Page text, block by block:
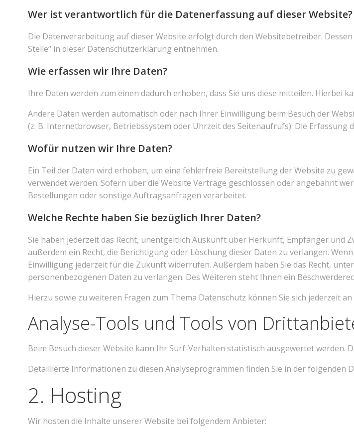
Wer ist verantwortlich für die Datenerfassung auf dieser Website?
Die Datenverarbeitung auf dieser Website erfolgt durch den Websitebetreiber.
Stelle“ in dieser Datenschutzerklärung entnehmen.
Wie erfassen wir Ihre Daten?
Ihre Daten werden zum einen dadurch erhoben, dass Sie uns diese mitteilen. Hierbei
Andere Daten werden automatisch oder nach Ihrer Einwilligung beim Besuch der
(z. B. Internetbrowser, Betriebssystem oder Uhrzeit des Seitenaufrufs). Die
Wofür nutzen wir Ihre Daten?
Ein Teil der Daten wird erhoben, um eine fehlerfreie Bereitstellung der Website zu
verwendet werden. Sofern über die Website Verträge geschlossen oder angebahnt
Bestellungen oder sonstige Auftragsanfragen verarbeitet.
Welche Rechte haben Sie bezüglich Ihrer Daten?
Sie haben jederzeit das Recht, unentgeltlich Auskunft über Herkunft, Empfänger und
außerdem ein Recht, die Berichtigung oder Löschung dieser Daten zu verlangen.
Einwilligung jederzeit für die Zukunft widerrufen. Außerdem haben Sie das Recht,
personenbezogenen Daten zu verlangen. Des Weiteren steht Ihnen ein
Hierzu sowie zu weiteren Fragen zum Thema Datenschutz können Sie sich jederzeit an
Analyse-Tools und Tools von
Beim Besuch dieser Website kann Ihr Surf-Verhalten statistisch ausgewertet werden.
Detaillierte Informationen zu diesen Analyseprogrammen finden Sie in der folgenden
2. Hosting
Wir hosten die Inhalte unserer Website bei folgendem Anbieter: